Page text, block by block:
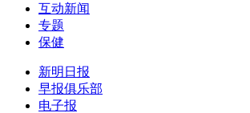
互动新闻
专题
保健
新明日报
早报俱乐部
电子报